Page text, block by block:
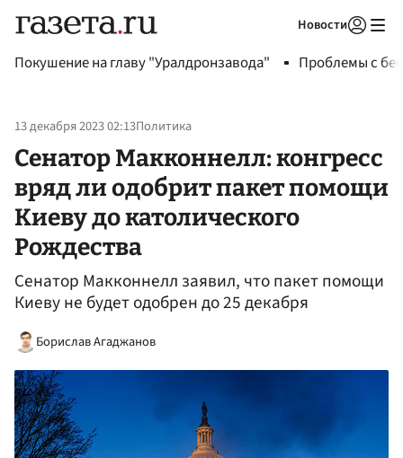
Новости
Покушение на главу "Уралдронзавода" Проблемы с
13 декабря 2023 02:13Политика
Сенатор Макконнелл: конгресс
вряд ли одобрит пакет помощи
Киеву до католического
Рождества
Сенатор Макконнелл заявил, что пакет помощи
Киеву не будет одобрен до 25 декабря
Борислав Агаджанов